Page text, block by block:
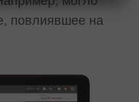
повлиявшее на